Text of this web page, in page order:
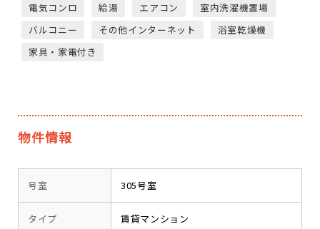
電気コンロ 給湯 エアコン
室内洗濯機置場
バルコニー
その他インターネット
浴室乾燥機
家具・家電付き
物件情報
号室 305号室
タイプ 賃貸マンション